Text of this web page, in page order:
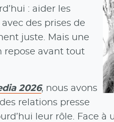
: aider les
des prises de
juste. Mais une
repose avant tout
2026, nous avons
relations presse
leur rôle. Face à